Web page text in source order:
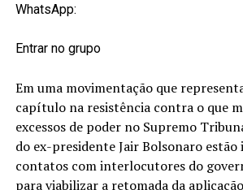
WhatsApp:
Entrar no grupo
Em uma movimentação que
capítulo na resistência contra o que
excessos de poder no Supremo
do ex-presidente Jair Bolsonaro
contatos com interlocutores do
para viabilizar a retomada da